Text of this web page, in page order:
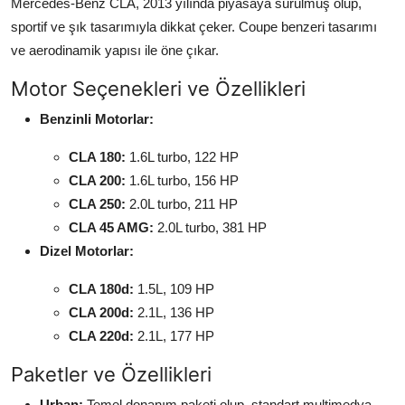
Mercedes-Benz CLA, 2013 yılında piyasaya sürülmüş olup,
sportif ve şık tasarımıyla dikkat çeker. Coupe benzeri tasarımı
ve aerodinamik yapısı ile öne çıkar.
Motor Seçenekleri ve Özellikleri
Benzinli Motorlar:
CLA 180: 1.6L turbo, 122 HP
CLA 200: 1.6L turbo, 156 HP
CLA 250: 2.0L turbo, 211 HP
CLA 45 AMG: 2.0L turbo, 381 HP
Dizel Motorlar:
CLA 180d: 1.5L, 109 HP
CLA 200d: 2.1L, 136 HP
CLA 220d: 2.1L, 177 HP
Paketler ve Özellikleri